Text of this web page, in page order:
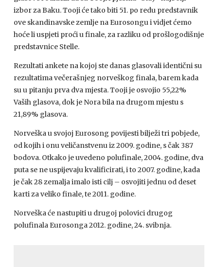
izbor za Baku. Tooji će tako biti 51. po redu predstavnik
ove skandinavske zemlje na Eurosongu i vidjet ćemo
hoće li uspjeti proći u finale, za razliku od prošlogodišnje
predstavnice Stelle.
Rezultati ankete na kojoj ste danas glasovali identični su
rezultatima večerašnjeg norveškog finala, barem kada
su u pitanju prva dva mjesta. Tooji je osvojio 55,22%
Vaših glasova, dok je Nora bila na drugom mjestu s
21,89% glasova.
Norveška u svojoj Eurosong povijesti bilježi tri pobjede,
od kojih i onu veličanstvenu iz 2009. godine, s čak 387
bodova. Otkako je uvedeno polufinale, 2004. godine, dva
puta se ne uspijevaju kvalificirati, i to 2007. godine, kada
je čak 28 zemalja imalo isti cilj – osvojiti jednu od deset
karti za veliko finale, te 2011. godine.
Norveška će nastupiti u drugoj polovici drugog
polufinala Eurosonga 2012. godine, 24. svibnja.